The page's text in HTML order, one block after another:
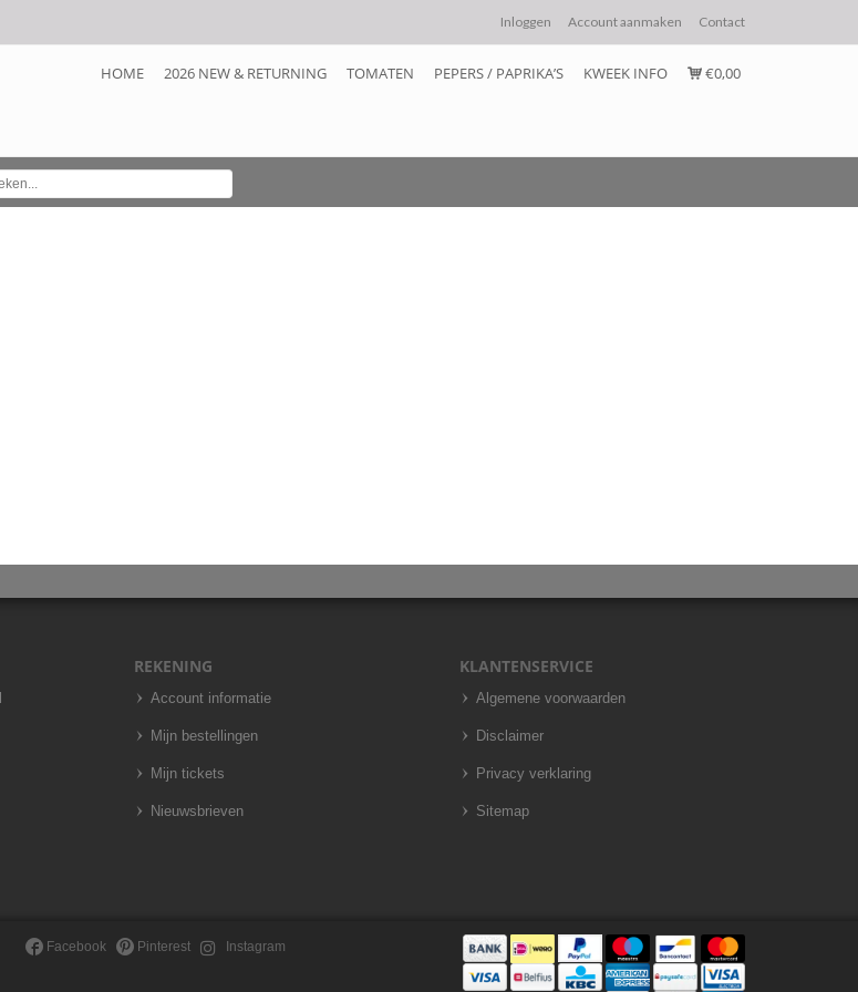
Inloggen Account aanmaken Contact
HOME 2026 NEW & RETURNING TOMATEN PEPERS / PAPRIKA’S KWEEK INFO €0,00
REKENING
Account informatie
Mijn bestellingen
Mijn tickets
Nieuwsbrieven
KLANTENSERVICE
Algemene voorwaarden
Disclaimer
Privacy verklaring
Sitemap
Facebook Pinterest Instagram